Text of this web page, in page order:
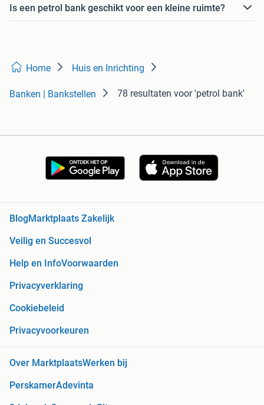
Is een petrol bank geschikt voor een kleine ruimte?
Home Huis en Inrichting
Banken | Bankstellen 78 resultaten voor 'petrol bank'
BlogMarktplaats Zakelijk
Veilig en Succesvol
Help en InfoVoorwaarden
Privacyverklaring
Cookiebeleid
Privacyvoorkeuren
Over MarktplaatsWerken bij
PerskamerAdevinta